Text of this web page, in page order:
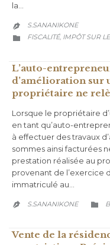
la…
 S.SANANIKONE
 CATEGORY
FISCALITÉ, IMPÔT SUR
L’auto-
d’amélioration sur
propriétaire ne
Lorsque le propriétaire
en tant qu’auto-
à effectuer des travaux
sommes ainsi facturées
prestation réalisée au
provenant de l’exercice
immatriculé au…
 S.SANANIKONE 
Vente de la